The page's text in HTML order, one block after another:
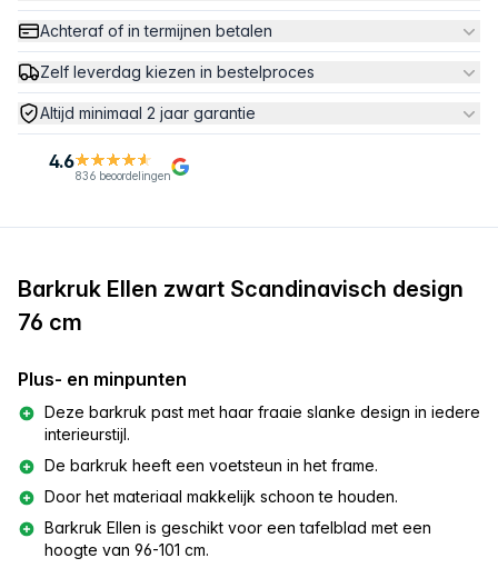
Achteraf of in termijnen betalen
Zelf leverdag kiezen in bestelproces
Altijd minimaal 2 jaar garantie
4.6
836 beoordelingen
Barkruk Ellen zwart Scandinavisch design
76 cm
Plus- en minpunten
Deze barkruk past met haar fraaie slanke design in iedere
interieurstijl.
De barkruk heeft een voetsteun in het frame.
Door het materiaal makkelijk schoon te houden.
Barkruk Ellen is geschikt voor een tafelblad met een
hoogte van 96-101 cm.